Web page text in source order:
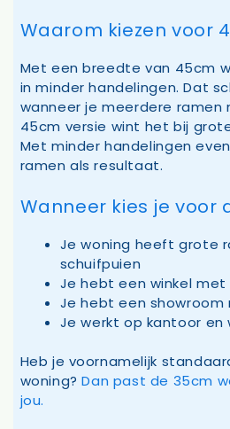
Waarom kiezen voor
Met een breedte van 45cm
in minder handelingen. Dat
wanneer je meerdere ramen
45cm versie wint het bij
Met minder handelingen
ramen als resultaat.
Wanneer kies je voor
Je woning heeft grote
schuifpuien
Je hebt een winkel
Je hebt een showroom
Je werkt op kantoor en
Heb je voornamelijk
woning?Dan past de 35cm
jou.